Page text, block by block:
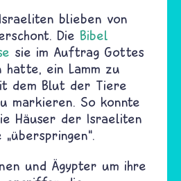
blieben von
Die Bibel
sie im Auftrag Gottes
hatte, ein Lamm zu
dem Blut der Tiere
markieren. So konnte
Häuser der Israeliten
und Ägypter um ihre